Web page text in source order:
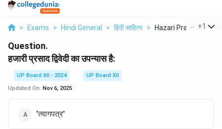
> Exams > Hindi General > हिंदी साहित्य > Hazari Prasad+1
Question.
हजारी प्रसाद द्विवेदी का उपन्यास है:
UP Board XII - 2024
UP Board XII
Updated On: Nov 6, 2025
'त्यागपत्र'